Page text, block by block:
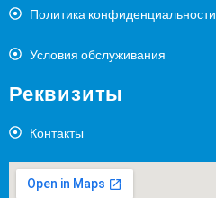
Политика конфиденциальности
Условия обслуживания
Реквизиты
Контакты